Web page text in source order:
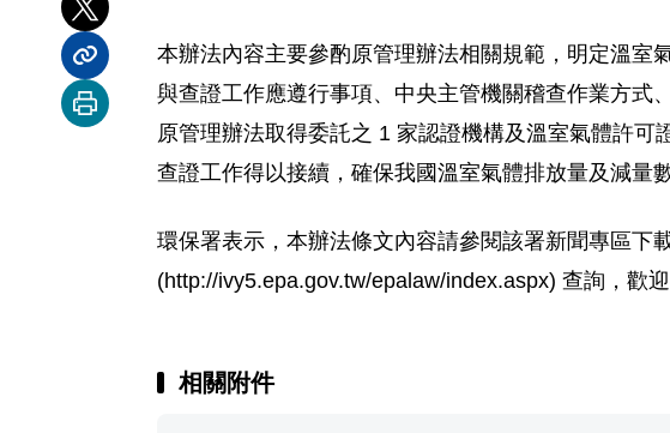
分享到 X
分享內容連結
列印本頁
本辦法內容主要參酌原管理辦法相關規範，明定溫室
與查證工作應遵行事項、中央主管機關稽查作業方式
原管理辦法取得委託之 1 家認證機構及溫室氣體許
查證工作得以接續，確保我國溫室氣體排放量及減量
環保署表示，本辦法條文內容請參閱該署新聞專區下
(http://ivy5.epa.gov.tw/epalaw/index.aspx) 查詢，歡
相關附件